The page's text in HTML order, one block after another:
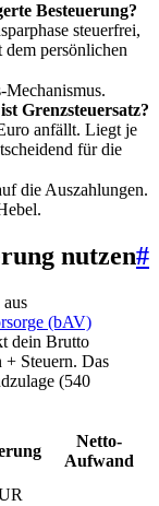
Besteuerung?
steuerfrei,
persönlichen
Mechanismus.
Grenzsteuersatz?
anfällt. Liegt je
für die
die Auszahlungen.
nutzen#
(bAV)
dein Brutto
+ Steuern. Das
(540
Netto-
Aufwand